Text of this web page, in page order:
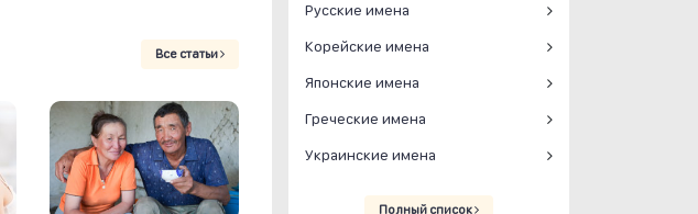
Все статьи
Русские имена
Корейские имена
Японские имена
Греческие имена
Украинские имена
Полный список